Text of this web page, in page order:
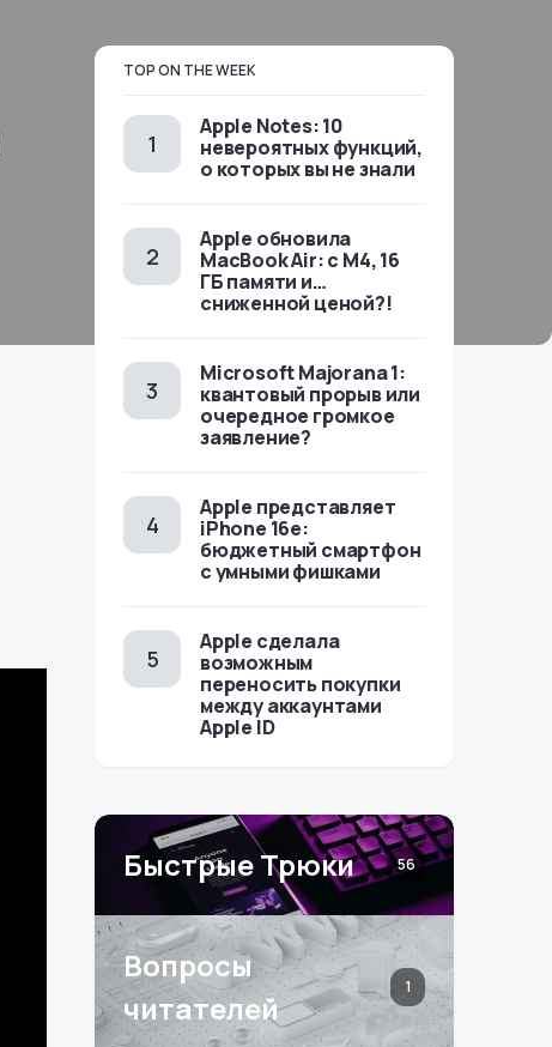
TOP ON THE WEEK
Apple Notes: 10
невероятных функций,
о которых вы не знали
Apple обновила
MacBook Air: с M4, 16
ГБ памяти и…
сниженной ценой?!
Microsoft Majorana 1:
квантовый прорыв или
очередное громкое
заявление?
Apple представляет
iPhone 16e:
бюджетный смартфон
с умными фишками
Apple сделала
возможным
переносить покупки
между аккаунтами
Apple ID
Быстрые Трюки 56
Вопросы
читателей
1